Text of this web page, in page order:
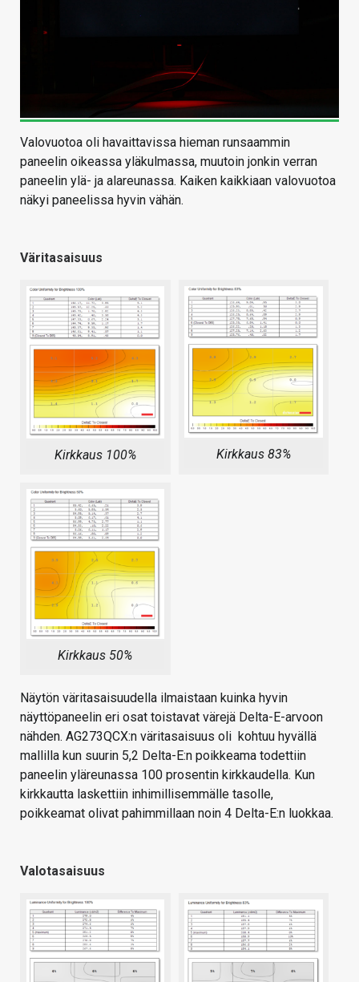
Valovuotoa oli havaittavissa hieman runsaammin
paneelin oikeassa yläkulmassa, muutoin jonkin verran
paneelin ylä- ja alareunassa. Kaiken kaikkiaan valovuotoa
näkyi paneelissa hyvin vähän.
Väritasaisuus
Kirkkaus 100% Kirkkaus 83%
Kirkkaus 50%
Näytön väritasaisuudella ilmaistaan kuinka hyvin
näyttöpaneelin eri osat toistavat värejä Delta-E-arvoon
nähden. AG273QCX:n väritasaisuus oli kohtuu hyvällä
mallilla kun suurin 5,2 Delta-E:n poikkeama todettiin
paneelin yläreunassa 100 prosentin kirkkaudella. Kun
kirkkautta laskettiin inhimillisemmälle tasolle,
poikkeamat olivat pahimmillaan noin 4 Delta-E:n luokkaa.
Valotasaisuus